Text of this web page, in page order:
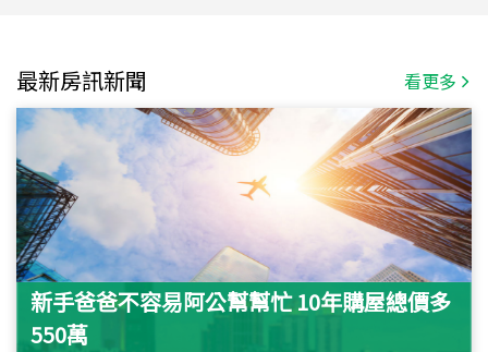
最新房訊新聞 看更多
新手爸爸不容易阿公幫幫忙 10年購屋總價多
550萬